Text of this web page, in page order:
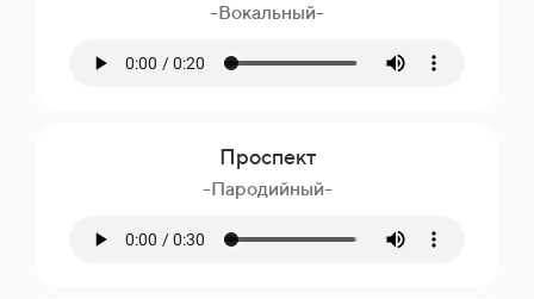
-Вокальный-
Проспект
-Пародийный-